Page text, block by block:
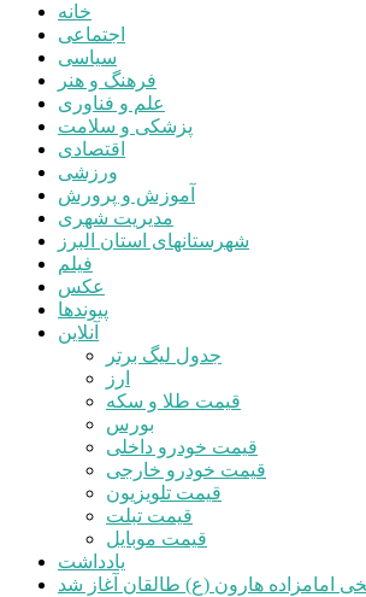
خانه
اجتماعی
سیاسی
فرهنگ و هنر
علم و فناوری
پزشکی و سلامت
اقتصادی
ورزشی
آموزش و پرورش
مدیریت شهری
شهرستانهای استان البرز
فیلم
عکس
پیوندها
آنلاین
جدول لیگ برتر
ارز
قیمت طلا و سکه
بورس
قیمت خودرو داخلی
قیمت خودرو خارجی
قیمت تلویزیون
قیمت تبلت
قیمت موبایل
یادداشت
امامزاده هارون (ع) طالقان آغاز شد